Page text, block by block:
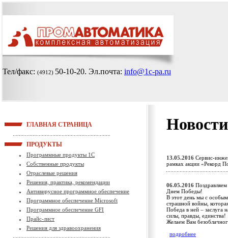
Тел/факс: (4912) 50-10-20. Эл.почта: info@1c-pa.ru
ГЛАВНАЯ СТРАНИЦА
ПРОДУКТЫ
Программные продукты 1С
Собственные продукты
Отраслевые решения
Решения, практика, рекомендации
Антивирусное программное обеспечение
Программное обеспечение Microsoft
Программное обеспечение GFI
Прайс-лист
Решения для здравоохранения
13.05.2016 Сервис-
рамках акции «Рекорд
06.05.2016
Днем Победы!
В этот день мы с
страшной войны,
Победа в ней – заслуга
силы, правды, единства!
Желаем Вам
подробнее